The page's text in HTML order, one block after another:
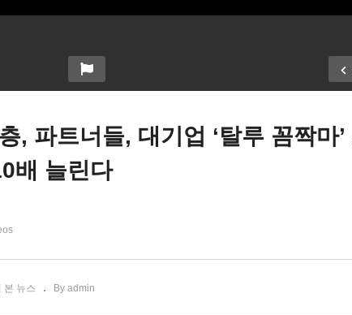
미국 실업률 3.9%로 상승, 17
, 파트너들, 대기업 ‘탈루 꼼짝마
배 늘린다
본 뉴스 By admin